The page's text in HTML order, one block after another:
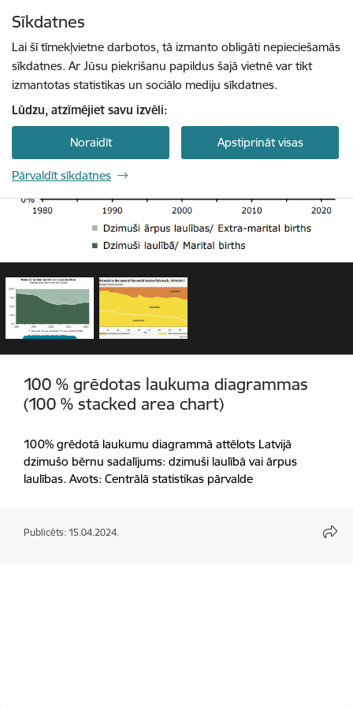
Sīkdatnes
Lai šī tīmekļvietne darbotos, tā izmanto obligāti nepieciešamās
sīkdatnes. Ar Jūsu piekrišanu papildus šajā vietnē var tikt
izmantotas statistikas un sociālo mediju sīkdatnes.
Lūdzu, atzīmējiet savu izvēli:
Noraidīt Apstiprināt visas
Pārvaldīt sīkdatnes
1 / 2
100 % grēdotas laukuma diagrammas
(100 % stacked area chart)
100% grēdotā laukumu diagrammā attēlots Latvijā
dzimušo bērnu sadalījums: dzimuši laulībā vai ārpus
laulības. Avots: Centrālā statistikas pārvalde
Publicēts: 15.04.2024.